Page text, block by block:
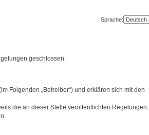
Sprache:
geschlossen:
Folgenden „Betreiber“) und erklären sich mit den
die an dieser Stelle veröffentlichten Regelungen.